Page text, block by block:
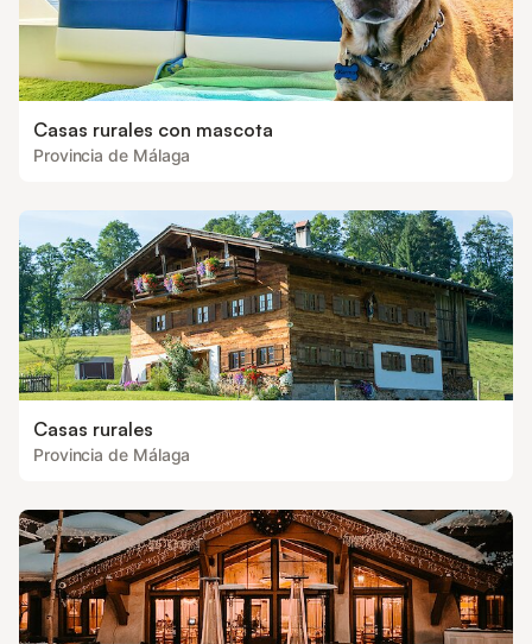
Casas rurales con mascota
Provincia de Málaga
Casas rurales
Provincia de Málaga